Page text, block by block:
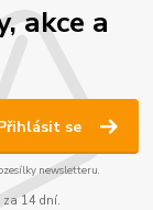
akce a
se
newsletteru.
za 14 dní.